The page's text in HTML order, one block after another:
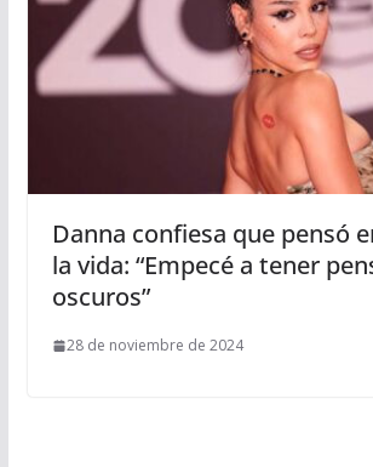
Danna confiesa que pensó
la vida: “Empecé a tener
oscuros”
28 de noviembre de 2024